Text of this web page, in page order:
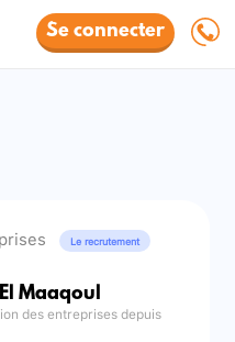
Se connecter
Le recrutement
Maaqoul
des entreprises depuis